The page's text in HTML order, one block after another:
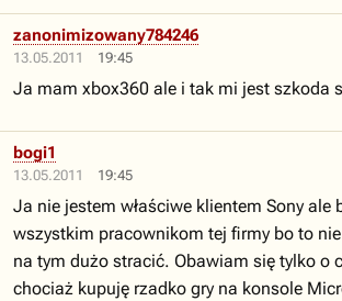
13.05.2011 19:45
zanonimizowany784246
Ja mam xbox360 ale i tak mi jest szkoda
13.05.2011 19:45
bogi1
Ja nie jestem właściwe klientem Sony ale
wszystkim pracownikom tej firmy bo to
na tym dużo stracić. Obawiam się tylko o
chociaż kupuję rzadko gry na konsole